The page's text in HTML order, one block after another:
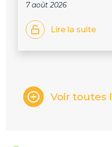
7 août 2026
Lire la suite
Voir toutes